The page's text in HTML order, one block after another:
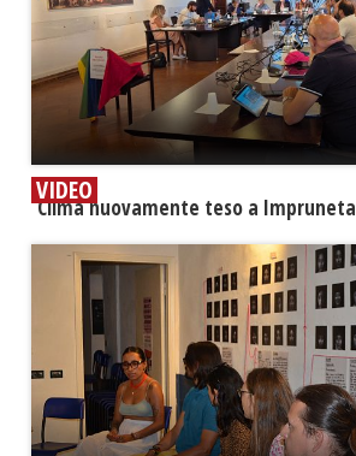
VIDEO
​Clima nuovamente teso a Impruneta